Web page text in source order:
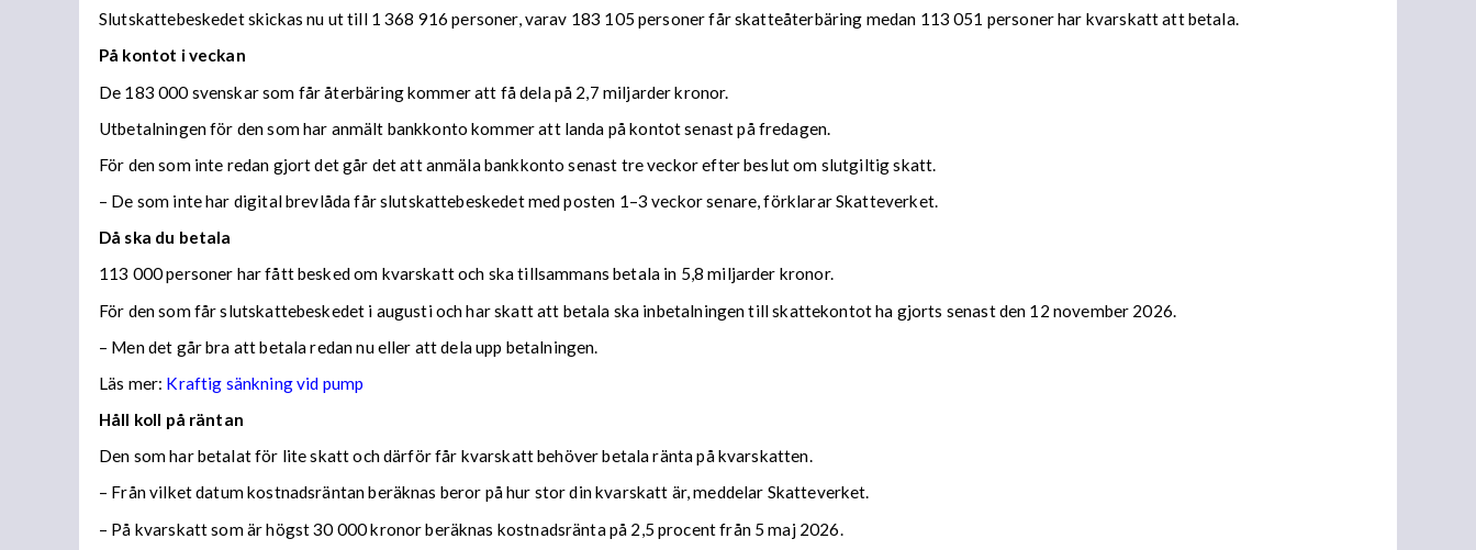
Slutskattebeskedet skickas nu ut till 1 368 916 personer, varav 183 105 personer får skatteåterbäring medan 113 051 personer har kvarskatt att betala.
På kontot i veckan
De 183 000 svenskar som får återbäring kommer att få dela på 2,7 miljarder kronor.
Utbetalningen för den som har anmält bankkonto kommer att landa på kontot senast på fredagen.
För den som inte redan gjort det går det att anmäla bankkonto senast tre veckor efter beslut om slutgiltig skatt.
– De som inte har digital brevlåda får slutskattebeskedet med posten 1–3 veckor senare, förklarar Skatteverket.
Då ska du betala
113 000 personer har fått besked om kvarskatt och ska tillsammans betala in 5,8 miljarder kronor.
För den som får slutskattebeskedet i augusti och har skatt att betala ska inbetalningen till skattekontot ha gjorts senast den 12 november 2026.
– Men det går bra att betala redan nu eller att dela upp betalningen.
Läs mer: Kraftig sänkning vid pump
Håll koll på räntan
Den som har betalat för lite skatt och därför får kvarskatt behöver betala ränta på kvarskatten.
– Från vilket datum kostnadsräntan beräknas beror på hur stor din kvarskatt är, meddelar Skatteverket.
– På kvarskatt som är högst 30 000 kronor beräknas kostnadsränta på 2,5 procent från 5 maj 2026.